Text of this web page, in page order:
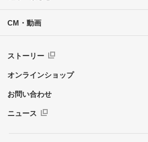
CM・動画
ストーリー
オンラインショップ
お問い合わせ
ニュース